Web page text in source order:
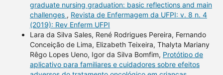
graduate nursing graduation: basic reflections and main
challenges , Revista de Enfermagem da UFPI: v. 8 n. 4
(2019): Rev Enferm UFPI
Lara da Silva Sales, René Rodrigues Pereira, Fernando
Conceição de Lima, Elizabeth Teixeira, Thalyta Mariany
Rêgo Lopes Ueno, Igor da Silva Bomfim, Protótipo de
aplicativo para familiares e cuidadores sobre efeitos